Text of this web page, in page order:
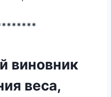
виновник
веса,